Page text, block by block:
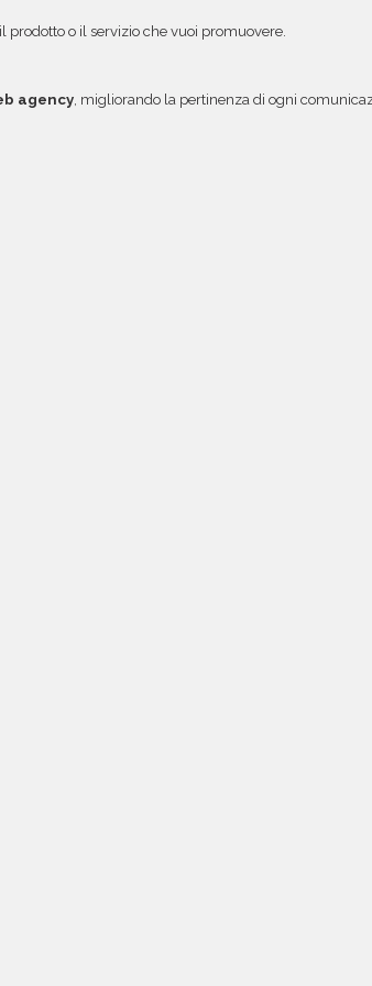
prodotto o il servizio che vuoi promuovere.
agency, migliorando la pertinenza di ogni